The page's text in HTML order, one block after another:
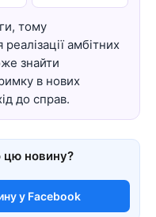
тому
амбітних
знайти
в нових
до справ.
новину?
у Facebook